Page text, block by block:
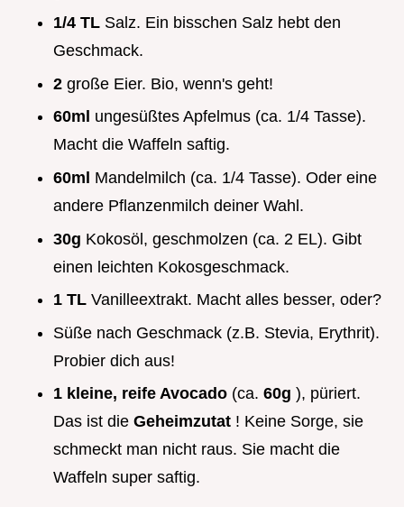
1/4 TL Salz. Ein bisschen Salz hebt den
Geschmack.
2 große Eier. Bio, wenn's geht!
60ml ungesüßtes Apfelmus (ca. 1/4 Tasse).
Macht die Waffeln saftig.
60ml Mandelmilch (ca. 1/4 Tasse). Oder eine
andere Pflanzenmilch deiner Wahl.
30g Kokosöl, geschmolzen (ca. 2 EL). Gibt
einen leichten Kokosgeschmack.
1 TL Vanilleextrakt. Macht alles besser, oder?
Süße nach Geschmack (z.B. Stevia, Erythrit).
Probier dich aus!
1 kleine, reife Avocado (ca. 60g ), püriert.
Das ist die Geheimzutat ! Keine Sorge, sie
schmeckt man nicht raus. Sie macht die
Waffeln super saftig.